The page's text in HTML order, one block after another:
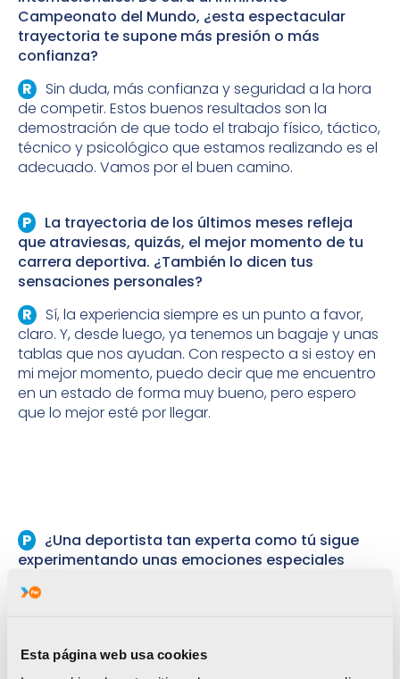
Esta página web usa cookies
Campeonato del Mundo, ¿esta espectacular
trayectoria te supone más presión o más
confianza?
Sin duda, más confianza y seguridad a la hora
de competir. Estos buenos resultados son la
demostración de que todo el trabajo físico, táctico,
técnico y psicológico que estamos realizando es el
adecuado. Vamos por el buen camino.
La trayectoria de los últimos meses refleja
que atraviesas, quizás, el mejor momento de tu
carrera deportiva. ¿También lo dicen tus
sensaciones personales?
Sí, la experiencia siempre es un punto a favor,
claro. Y, desde luego, ya tenemos un bagaje y unas
tablas que nos ayudan. Con respecto a si estoy en
mi mejor momento, puedo decir que me encuentro
en un estado de forma muy bueno, pero espero
que lo mejor esté por llegar.
¿Una deportista tan experta como tú sigue
experimentando unas emociones especiales
Mundial? ¿O son tantos torneos del máximo nivel